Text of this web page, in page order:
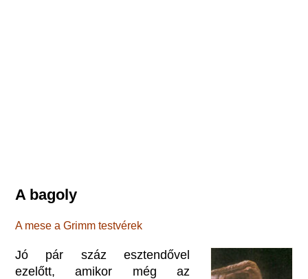
A bagoly
A mese a Grimm testvérek
Jó pár száz esztendővel
ezelőtt, amikor még az